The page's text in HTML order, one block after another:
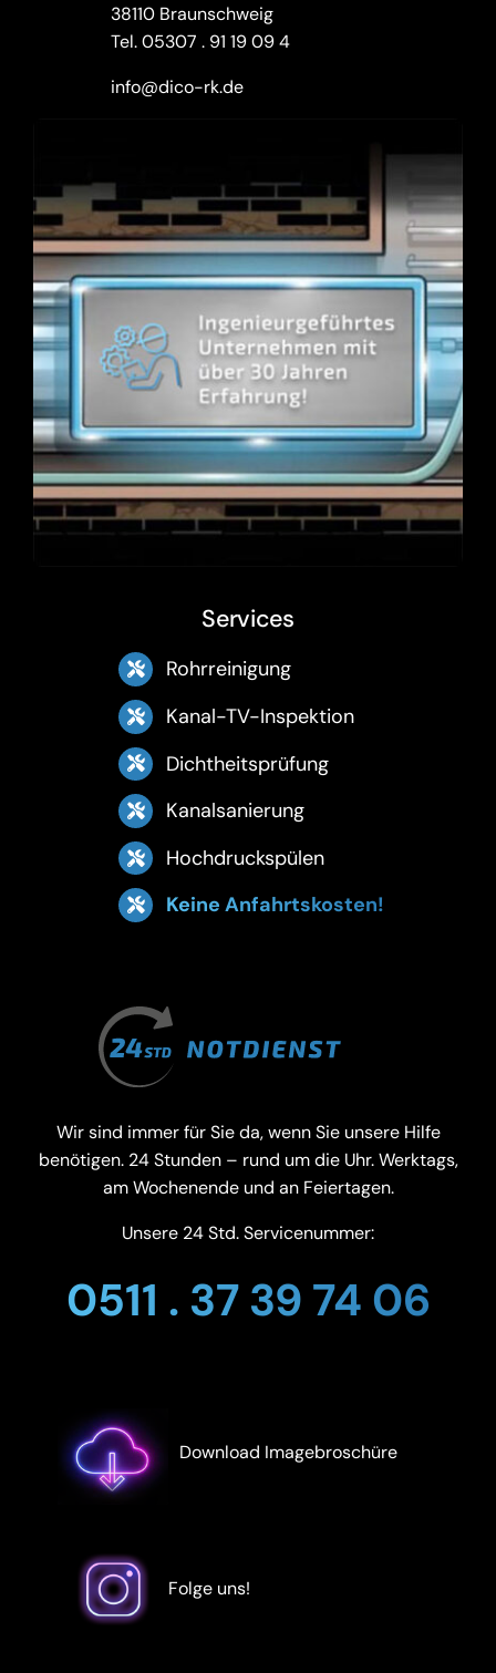
38110 Braunschweig
Tel.05307 . 91 19 09 4
info@dico-rk.de
Services
Rohrreinigung
Kanal-TV-Inspektion
Dichtheitsprüfung
Kanalsanierung
Hochdruckspülen
Keine Anfahrtskosten!
Wir sind immer für Sie da, wenn Sie unsere Hilfe
benötigen. 24 Stunden – rund um die Uhr. Werktags,
am Wochenende und an Feiertagen.
Unsere 24 Std. Servicenummer:
0511 . 37 39 74 06
Download Imagebroschüre
Folge uns!